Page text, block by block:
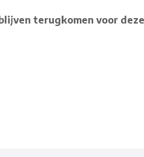
terugkomen voor